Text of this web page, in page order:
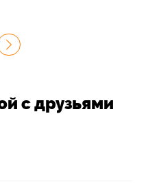
с друзьями